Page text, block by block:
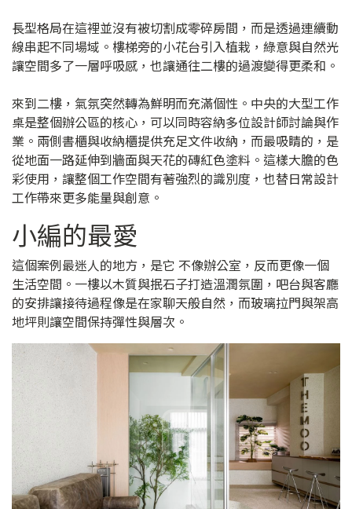
長型格局在這裡並沒有被切割成零碎房間，而是透過連續動
線串起不同場域。樓梯旁的小花台引入植栽，綠意與自然光
讓空間多了一層呼吸感，也讓通往二樓的過渡變得更柔和。
來到二樓，氣氛突然轉為鮮明而充滿個性。中央的大型工作
桌是整個辦公區的核心，可以同時容納多位設計師討論與作
業。兩側書櫃與收納櫃提供充足文件收納，而最吸睛的，是
從地面一路延伸到牆面與天花的磚紅色塗料。這樣大膽的色
彩使用，讓整個工作空間有著強烈的識別度，也替日常設計
工作帶來更多能量與創意。
小編的最愛
這個案例最迷人的地方，是它 不像辦公室，反而更像一個
生活空間。一樓以木質與抿石子打造溫潤氛圍，吧台與客廳
的安排讓接待過程像是在家聊天般自然，而玻璃拉門與架高
地坪則讓空間保持彈性與層次。